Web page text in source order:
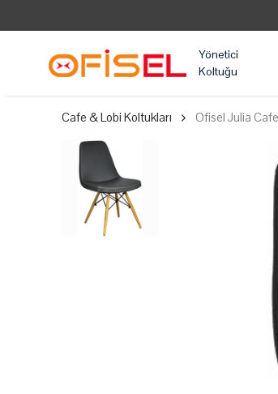
Yönetici
Koltuğu
Cafe & Lobi Koltukları Ofisel Julia